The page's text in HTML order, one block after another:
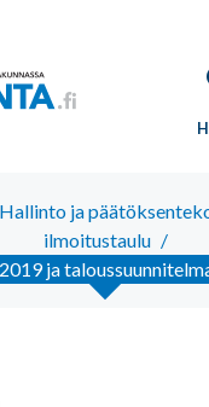
Hallinto ja
ilmoitustaulu /
ja